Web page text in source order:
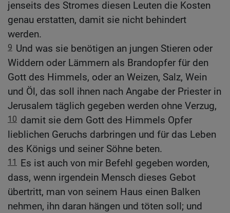
jenseits des Stromes diesen Leuten die Kosten
genau erstatten, damit sie nicht behindert
werden.
9 Und was sie benötigen an jungen Stieren oder
Widdern oder Lämmern als Brandopfer für den
Gott des Himmels, oder an Weizen, Salz, Wein
und Öl, das soll ihnen nach Angabe der Priester in
Jerusalem täglich gegeben werden ohne Verzug,
10 damit sie dem Gott des Himmels Opfer
lieblichen Geruchs darbringen und für das Leben
des Königs und seiner Söhne beten.
11
Es ist auch von mir Befehl gegeben worden,
dass, wenn irgendein Mensch dieses Gebot
übertritt, man von seinem Haus einen Balken
nehmen, ihn daran hängen und töten soll; und